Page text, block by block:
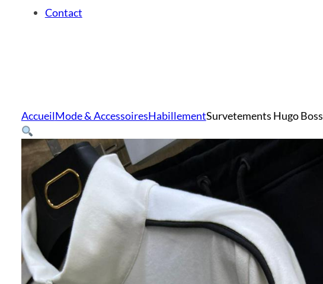
Contact
AccueilMode & AccessoiresHabillementSurvetements Hugo Boss